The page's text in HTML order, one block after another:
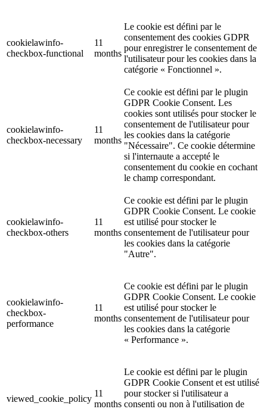
cookielawinfo-
checkbox-functional
11
months
Le cookie est défini par le
consentement des cookies GDPR
pour enregistrer le consentement de
l'utilisateur pour les cookies dans la
catégorie « Fonctionnel ».
cookielawinfo-
checkbox-necessary
11
months
Ce cookie est défini par le plugin
GDPR Cookie Consent. Les
cookies sont utilisés pour stocker le
consentement de l'utilisateur pour
les cookies dans la catégorie
"Nécessaire". Ce cookie détermine
si l'internaute a accepté le
consentement du cookie en cochant
le champ correspondant.
cookielawinfo-
checkbox-others
11
months
Ce cookie est défini par le plugin
GDPR Cookie Consent. Le cookie
est utilisé pour stocker le
consentement de l'utilisateur pour
les cookies dans la catégorie
"Autre".
cookielawinfo-
checkbox-
performance
11
months
Ce cookie est défini par le plugin
GDPR Cookie Consent. Le cookie
est utilisé pour stocker le
consentement de l'utilisateur pour
les cookies dans la catégorie
« Performance ».
viewed_cookie_policy
11
months
Le cookie est défini par le plugin
GDPR Cookie Consent et est utilisé
pour stocker si l'utilisateur a
consenti ou non à l'utilisation de